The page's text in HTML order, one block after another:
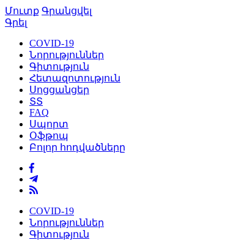
Մուտք Գրանցվել
Գրել
COVID-19
Նորություններ
Գիտություն
Հետազոտություն
Սոցցանցեր
ՏՏ
FAQ
Սպորտ
Օֆթոպ
Բոլոր հոդվածները
COVID-19
Նորություններ
Գիտություն